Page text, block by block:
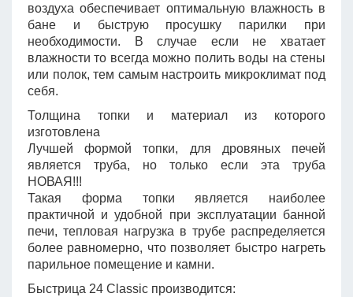
воздуха обеспечивает оптимальную влажность в
бане и быструю просушку парилки при
необходимости. В случае если не хватает
влажности то всегда можно полить воды на стены
или полок, тем самым настроить микроклимат под
себя.
Толщина топки и материал из которого
изготовлена
Лучшей формой топки, для дровяных печей
является труба, но только если эта труба
НОВАЯ!!!
Такая форма топки является наиболее
практичной и удобной при эксплуатации банной
печи, тепловая нагрузка в трубе распределяется
более равномерно, что позволяет быстро нагреть
парильное помещение и камни.
Быстрица 24 Сlassic производится: